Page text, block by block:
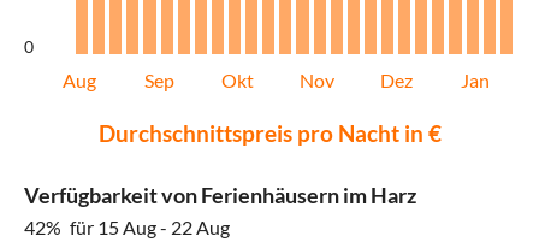
0
Aug Sep Okt Nov Dez Jan
Durchschnittspreis pro Nacht in €
Verfügbarkeit von Ferienhäusern im Harz
42% für 15 Aug - 22 Aug